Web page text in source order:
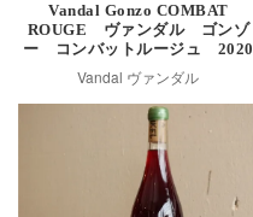
Vandal Gonzo COMBAT
ROUGE ヴァンダル ゴンゾ
ー コンバットルージュ 2020
Vandal ヴァンダル